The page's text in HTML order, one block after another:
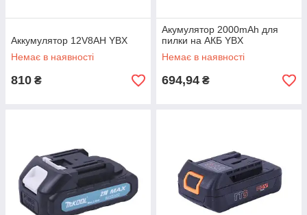
Аккумулятор 12V8AH YBX
Немає в наявності
810 ₴
Акумулятор 2000mAh для
пилки на АКБ YBX
Немає в наявності
694,94 ₴